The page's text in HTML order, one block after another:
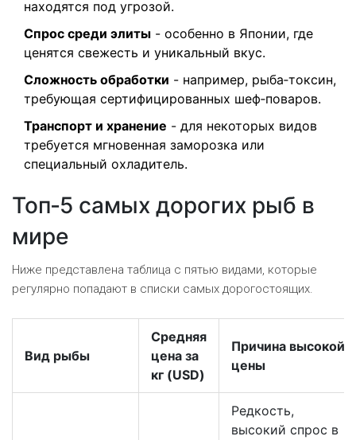
находятся под угрозой.
Спрос среди элиты - особенно в Японии, где
ценятся свежесть и уникальный вкус.
Сложность обработки - например, рыба‑токсин,
требующая сертифицированных шеф‑поваров.
Транспорт и хранение - для некоторых видов
требуется мгновенная заморозка или
специальный охладитель.
Топ‑5 самых дорогих рыб в
мире
Ниже представлена таблица с пятью видами, которые
регулярно попадают в списки самых дорогостоящих.
Вид рыбы
Средняя
цена за
кг (USD)
Причина высокой
цены
Редкость,
высокий спрос в